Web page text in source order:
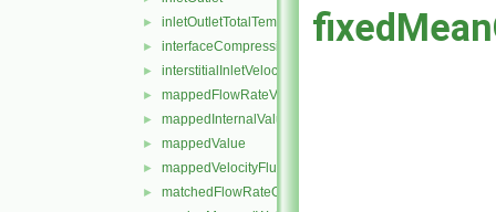
► inletOutletTotalTemperature
► interfaceCompression
► interstitialInletVelocity
► mappedFlowRateVelocity
► mappedInternalValue
► mappedValue
► mappedVelocityFlux
► matchedFlowRateOutletVelocity